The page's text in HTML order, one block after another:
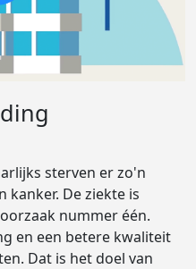
sterven er zo'n
kanker. De ziekte is
nummer één.
en een betere kwaliteit
Dat is het doel van